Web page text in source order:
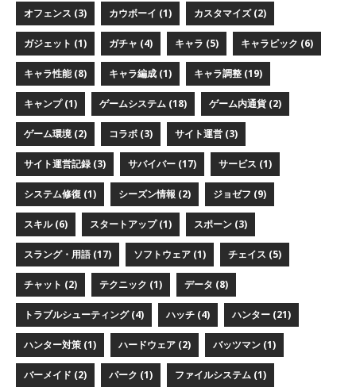
オフェンス (3) カウボーイ (1) カスタマイズ (2)
ガジェット (1) ガチャ (4) キャラ (5) キャラピック (6)
キャラ性能 (8) キャラ編成 (1) キャラ調整 (19)
キャンプ (1) ゲームシステム (18) ゲーム内通貨 (2)
ゲーム環境 (2) コラボ (3) サイト運営 (3)
サイト運営記録 (3) サバイバー (17) サービス (1)
システム修復 (1) シーズン情報 (2) ジョゼフ (9)
スキル (6) スタートアップ (1) スポーン (3)
スラング・用語 (17) ソフトウェア (1) チェイス (5)
チャット (2) テクニック (1) データ (8)
トラブルシューティング (4) ハッチ (4) ハンター (21)
ハンター対策 (1) ハードウェア (2) バッツマン (1)
バーメイド (2) パーク (1) ファイルシステム (1)